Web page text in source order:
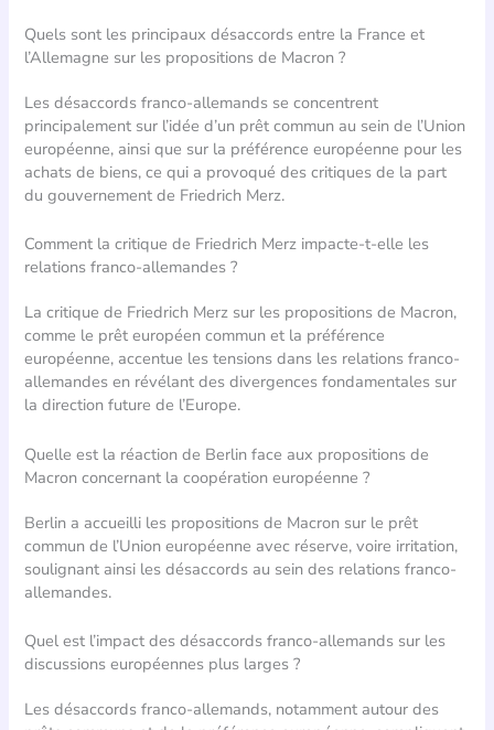
Quels sont les principaux désaccords entre la France et
l’Allemagne sur les propositions de Macron ?
Les désaccords franco-allemands se concentrent
principalement sur l’idée d’un prêt commun au sein de l’Union
européenne, ainsi que sur la préférence européenne pour les
achats de biens, ce qui a provoqué des critiques de la part
du gouvernement de Friedrich Merz.
Comment la critique de Friedrich Merz impacte-t-elle les
relations franco-allemandes ?
La critique de Friedrich Merz sur les propositions de Macron,
comme le prêt européen commun et la préférence
européenne, accentue les tensions dans les relations franco-
allemandes en révélant des divergences fondamentales sur
la direction future de l’Europe.
Quelle est la réaction de Berlin face aux propositions de
Macron concernant la coopération européenne ?
Berlin a accueilli les propositions de Macron sur le prêt
commun de l’Union européenne avec réserve, voire irritation,
soulignant ainsi les désaccords au sein des relations franco-
allemandes.
Quel est l’impact des désaccords franco-allemands sur les
discussions européennes plus larges ?
Les désaccords franco-allemands, notamment autour des